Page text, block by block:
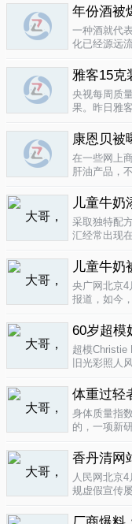
款小食品甜
物，据市食
年份酒被
一种酒就代
化已经源远
有害又不能
的饮品那么
雅客15克
央视每周质
果。昨日雅
生产该产品
产品，雅客
康恩贝被
在一些网上
肝油产品，
孩子服用鱼
品，过量补
儿童牛奶
采取独特配
汇经常出现
示，孩子应
天，重庆晨
儿童牛奶
央广网北京4
报道，如今
非常独特，
养专家指出
60岁超模
超模Christie
旧光彩照人
外，从12岁
酱，午餐豆
体重过轻
身体质量指
的，一项新
（如果是粗
一个人的高
香丹清网
人民网北京
规虚假宣传
官方销售网